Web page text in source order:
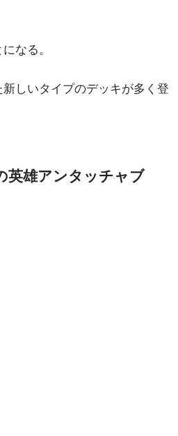
なる。
しいタイプのデッキが多く登
英雄アンタッチャブ